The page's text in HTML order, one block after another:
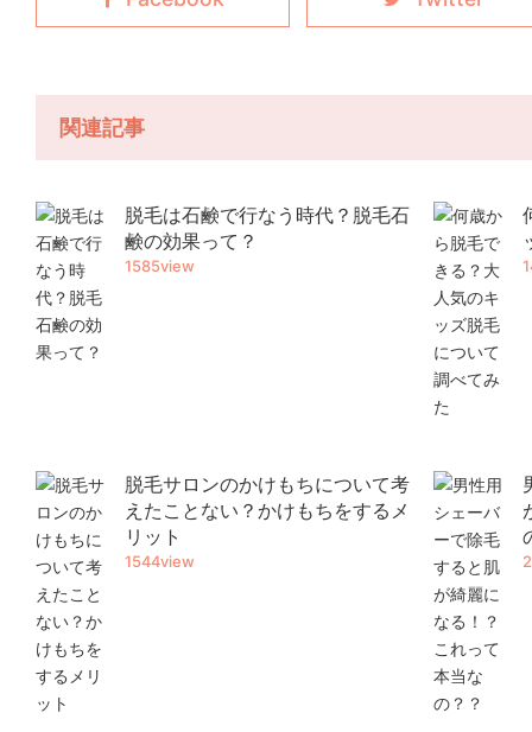
関連記事
脱毛は石鹸で行なう時代？脱毛石
鹸の効果って？
1585view
脱毛サロンのかけもちについて考
えたことない？かけもちをするメ
リット
1544view